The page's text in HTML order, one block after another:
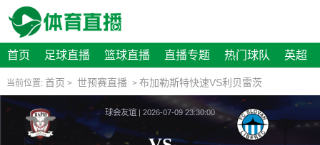
首页 足球直播 篮球直播 直播专题 热门球队 英超
当前位置: 首页 > 世预赛直播 > 布加勒斯特快速VS利贝雷茨
球会友谊 | 2026-07-09 23:30:00